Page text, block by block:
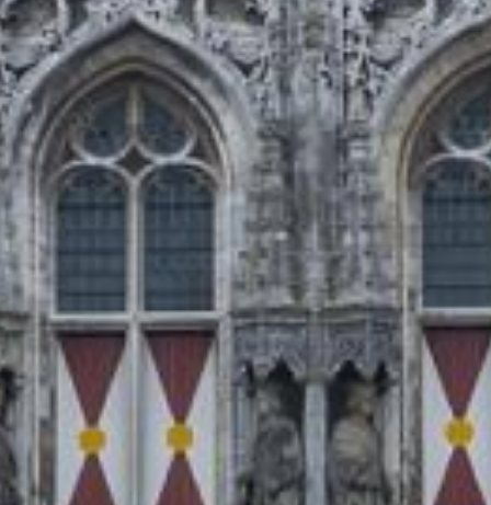
14
23
4